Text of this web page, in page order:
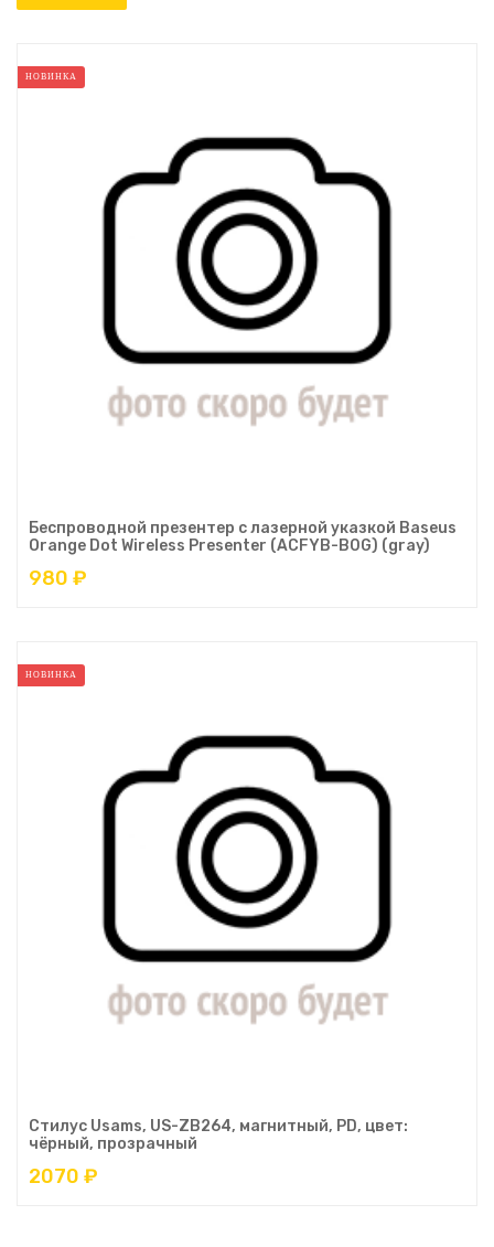
НОВИНКА
Беспроводной презентер с лазерной указкой Baseus
Orange Dot Wireless Presenter (ACFYB-B0G) (gray)
980 ₽
НОВИНКА
Стилус Usams, US-ZB264, магнитный, PD, цвет:
чёрный, прозрачный
2070 ₽